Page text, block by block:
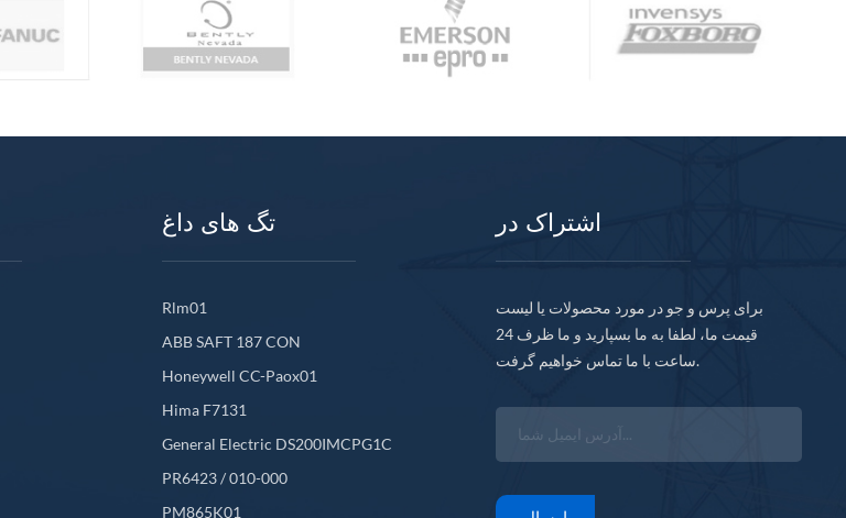
تگ های داغ
Rlm01
ABB SAFT 187 CON
Honeywell CC-Paox01
Hima F7131
General Electric DS200IMCPG1C
PR6423 / 010-000
PM865K01
اشتراک در
برای پرس و جو در مورد محصولات یا لیست
قیمت ما، لطفا به ما بسپارید و ما ظرف 24
ساعت با ما تماس خواهیم گرفت.